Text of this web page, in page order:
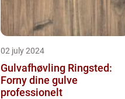
02 july 2024
Gulvafhøvling Ringsted:
Forny dine gulve
professionelt